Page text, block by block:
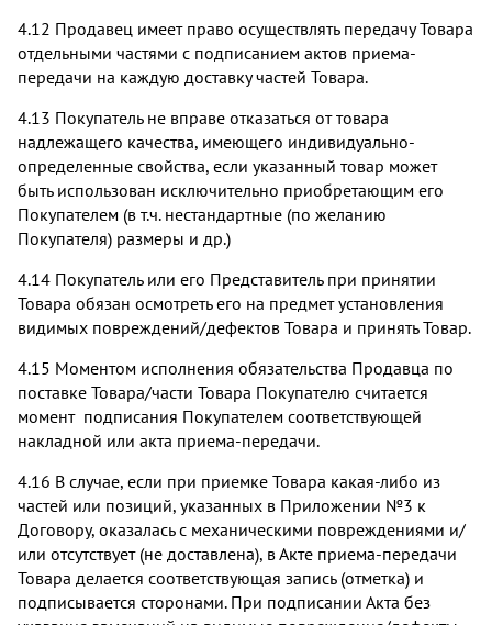
4.12 Продавец имеет право осуществлять передачу Товара
отдельными частями с подписанием актов приема-
передачи на каждую доставку частей Товара.
4.13 Покупатель не вправе отказаться от товара
надлежащего качества, имеющего индивидуально-
определенные свойства, если указанный товар может
быть использован исключительно приобретающим его
Покупателем (в т.ч. нестандартные (по желанию
Покупателя) размеры и др.)
4.14 Покупатель или его Представитель при принятии
Товара обязан осмотреть его на предмет установления
видимых повреждений/дефектов Товара и принять Товар.
4.15 Моментом исполнения обязательства Продавца по
поставке Товара/части Товара Покупателю считается
момент подписания Покупателем соответствующей
накладной или акта приема-передачи.
4.16 В случае, если при приемке Товара какая-либо из
частей или позиций, указанных в Приложении №3 к
Договору, оказалась с механическими повреждениями и/
или отсутствует (не доставлена), в Акте приема-передачи
Товара делается соответствующая запись (отметка) и
подписывается сторонами. При подписании Акта без